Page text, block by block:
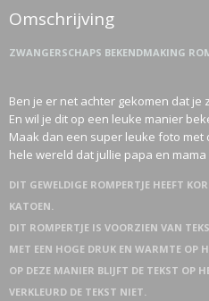
Omschrijving
ZWANGERSCHAPS BEKENDMAKING
Ben je er net achter gekomen dat je
En wil je dit op een leuke manier
Maak dan een super leuke foto
hele wereld dat jullie papa en
DIT GEWELDIGE ROMPERTJE HEEFT
KATOEN.
DIT ROMPERTJE IS VOORZIEN VAN
MET EEN HOGE DRUK EN WARMTE OP
OP DEZE MANIER BLIJFT DE TEKST OP
VERKLEURD DE TEKST NIET.